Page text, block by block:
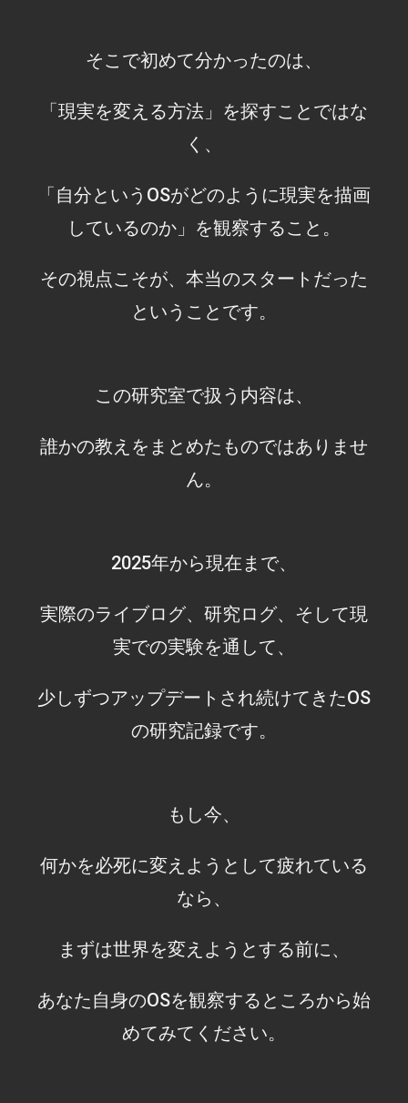
そこで初めて分かったのは、
「現実を変える方法」を探すことではな
く、
「自分というOSがどのように現実を描画
しているのか」を観察すること。
その視点こそが、本当のスタートだった
ということです。
この研究室で扱う内容は、
誰かの教えをまとめたものではありませ
ん。
2025年から現在まで、
実際のライブログ、研究ログ、そして現
実での実験を通して、
少しずつアップデートされ続けてきたOS
の研究記録です。
もし今、
何かを必死に変えようとして疲れている
なら、
まずは世界を変えようとする前に、
あなた自身のOSを観察するところから始
めてみてください。